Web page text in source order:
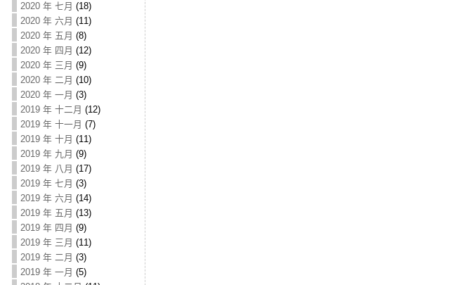
2020 年 七月 (18)
2020 年 六月 (11)
2020 年 五月 (8)
2020 年 四月 (12)
2020 年 三月 (9)
2020 年 二月 (10)
2020 年 一月 (3)
2019 年 十二月 (12)
2019 年 十一月 (7)
2019 年 十月 (11)
2019 年 九月 (9)
2019 年 八月 (17)
2019 年 七月 (3)
2019 年 六月 (14)
2019 年 五月 (13)
2019 年 四月 (9)
2019 年 三月 (11)
2019 年 二月 (3)
2019 年 一月 (5)